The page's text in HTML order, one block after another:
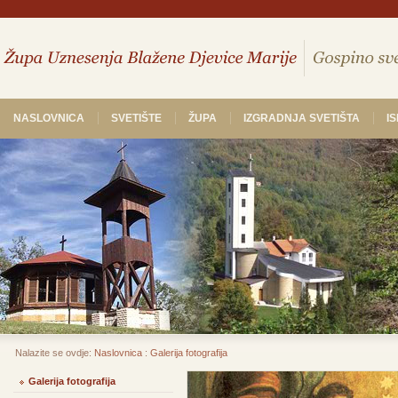
NASLOVNICA SVETIŠTE ŽUPA IZGRADNJA SVETIŠTA
Nalazite se ovdje: Naslovnica : Galerija fotografija
Galerija fotografija